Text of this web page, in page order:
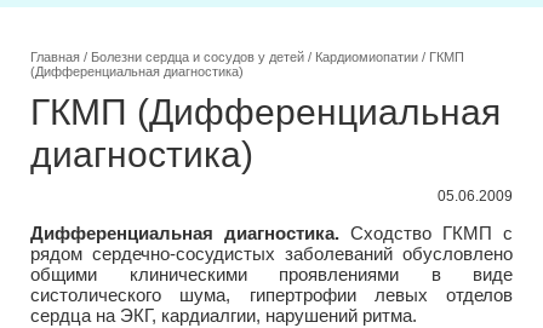
Главная / Болезни сердца и сосудов у детей / Кардиомиопатии / ГКМП
(Дифференциальная диагностика)
ГКМП (Дифференциальная
диагностика)
05.06.2009
Дифференциальная диагностика. Сходство ГКМП с
рядом сердечно-сосудистых заболеваний обусловлено
общими клиническими проявлениями в виде
систолического шума, гипертрофии левых отделов
сердца на ЭКГ, кардиалгии, нарушений ритма.